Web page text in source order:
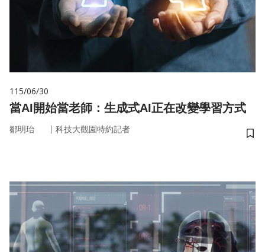
115/06/30
當AI開始當老師：生成式AI正在改變學習方式
鄒明珆 ｜ 科技大觀園特約記者
儲